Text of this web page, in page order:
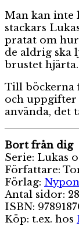
Man kan inte
stackars
pratat om
de aldrig ska
brustet hjärta.
Till böckerna
och
använda, det
Bort från dig
Serie: Lukas
Författare:
Förlag:
Antal sidor: 28
ISBN:
Köp: t.ex. hos